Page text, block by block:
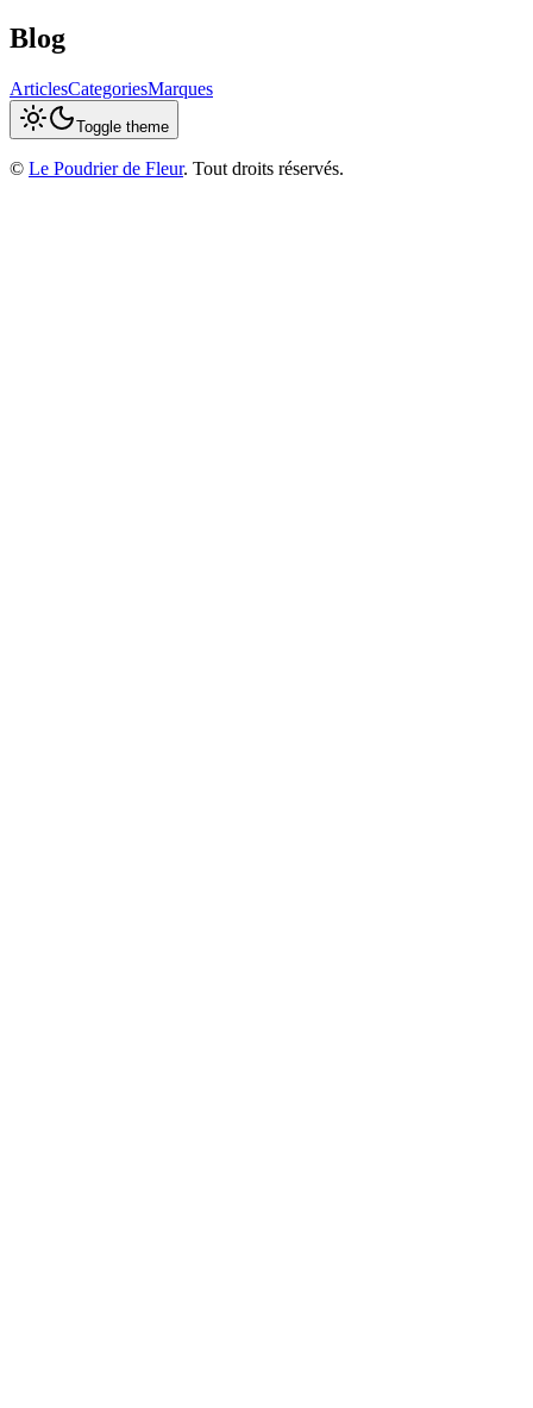
Blog
ArticlesCategoriesMarques
Toggle theme
© Le Poudrier de Fleur. Tout droits réservés.